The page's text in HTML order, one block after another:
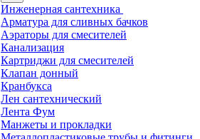
Инженерная сантехника
Арматура для сливных бачков
Аэраторы для смесителей
Канализация
Картриджи для смесителей
Клапан донный
Кранбукса
Лен сантехнический
Лента Фум
Манжеты и прокладки